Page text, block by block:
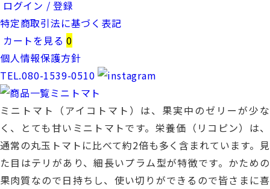
ログイン / 登録
特定商取引法に基づく表記
カートを見る0
個人情報保護方針
TEL.080-1539-0510
ミニトマト（アイコトマト）は、果実中のゼリーが少な
く、とても甘いミニトマトです。栄養価（リコピン）は、
通常の丸玉トマトに比べて約2倍も多く含まれています。見
た目はテリがあり、細長いプラム型が特徴です。かための
果肉質なので日持ちし、使い切りができるので皆さまに喜